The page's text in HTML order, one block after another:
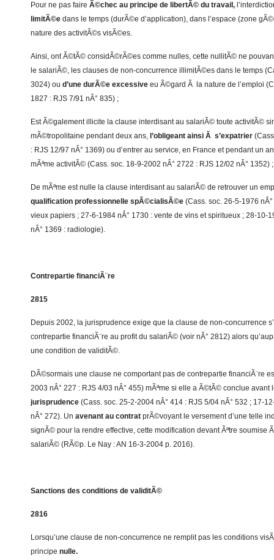
Pour ne pas faire Ã©chec au principe de libertÃ© du travail,
limitÃ©e dans le temps (durÃ©e d’application), dans l’espace (zone
nature des activitÃ©s visÃ©es.
Ainsi, ont Ã©tÃ© considÃ©rÃ©es comme nulles, cette nullitÃ© ne
le salariÃ©, les clauses de non-concurrence illimitÃ©es dans le temps
3024) ou d’une durÃ©e excessive eu Ã©gard Ã la nature de l’emploi
1827 : RJS 7/91 nÂ° 835) ;
Est Ã©galement illicite la clause interdisant au salariÃ© toute activitÃ©
mÃ©tropolitaine pendant deux ans, l’obligeant ainsi Ã s’expatrier
: RJS 12/97 nÂ° 1369) ou d’entrer au service, en France et pendant un
mÃªme activitÃ© (Cass. soc. 18-9-2002 nÂ° 2722 : RJS 12/02 nÂ° 1352) ;
De mÃªme est nulle la clause interdisant au salariÃ© de retrouver un
qualification professionnelle spÃ©cialisÃ©e (Cass. soc. 26-5-1976
vieux papiers ; 27-6-1984 nÂ° 1730 : vente de vins et spiritueux ; 28-10-
nÂ° 1369 : radiologie).
Contrepartie financiÃ¨re
2815
Depuis 2002, la jurisprudence exige que la clause de non-concurrence
contrepartie financiÃ¨re au profit du salariÃ© (voir nÂ° 2812) alors
une condition de validitÃ©.
DÃ©sormais une clause ne comportant pas de contrepartie financiÃ¨re
2003 nÂ° 227 : RJS 4/03 nÂ° 455) mÃªme si elle a Ã©tÃ© conclue avant
jurisprudence (Cass. soc. 25-2-2004 nÂ° 414 : RJS 5/04 nÂ° 532 ; 17-
nÂ° 272). Un avenant au contrat prÃ©voyant le versement d’une telle
signÃ© pour la rendre effective, cette modification devant Ãªtre soumise
salariÃ© (RÃ©p. Le Nay : AN 16-3-2004 p. 2016).
Sanctions des conditions de validitÃ©
2816
Lorsqu’une clause de non-concurrence ne remplit pas les conditions
principe nulle.